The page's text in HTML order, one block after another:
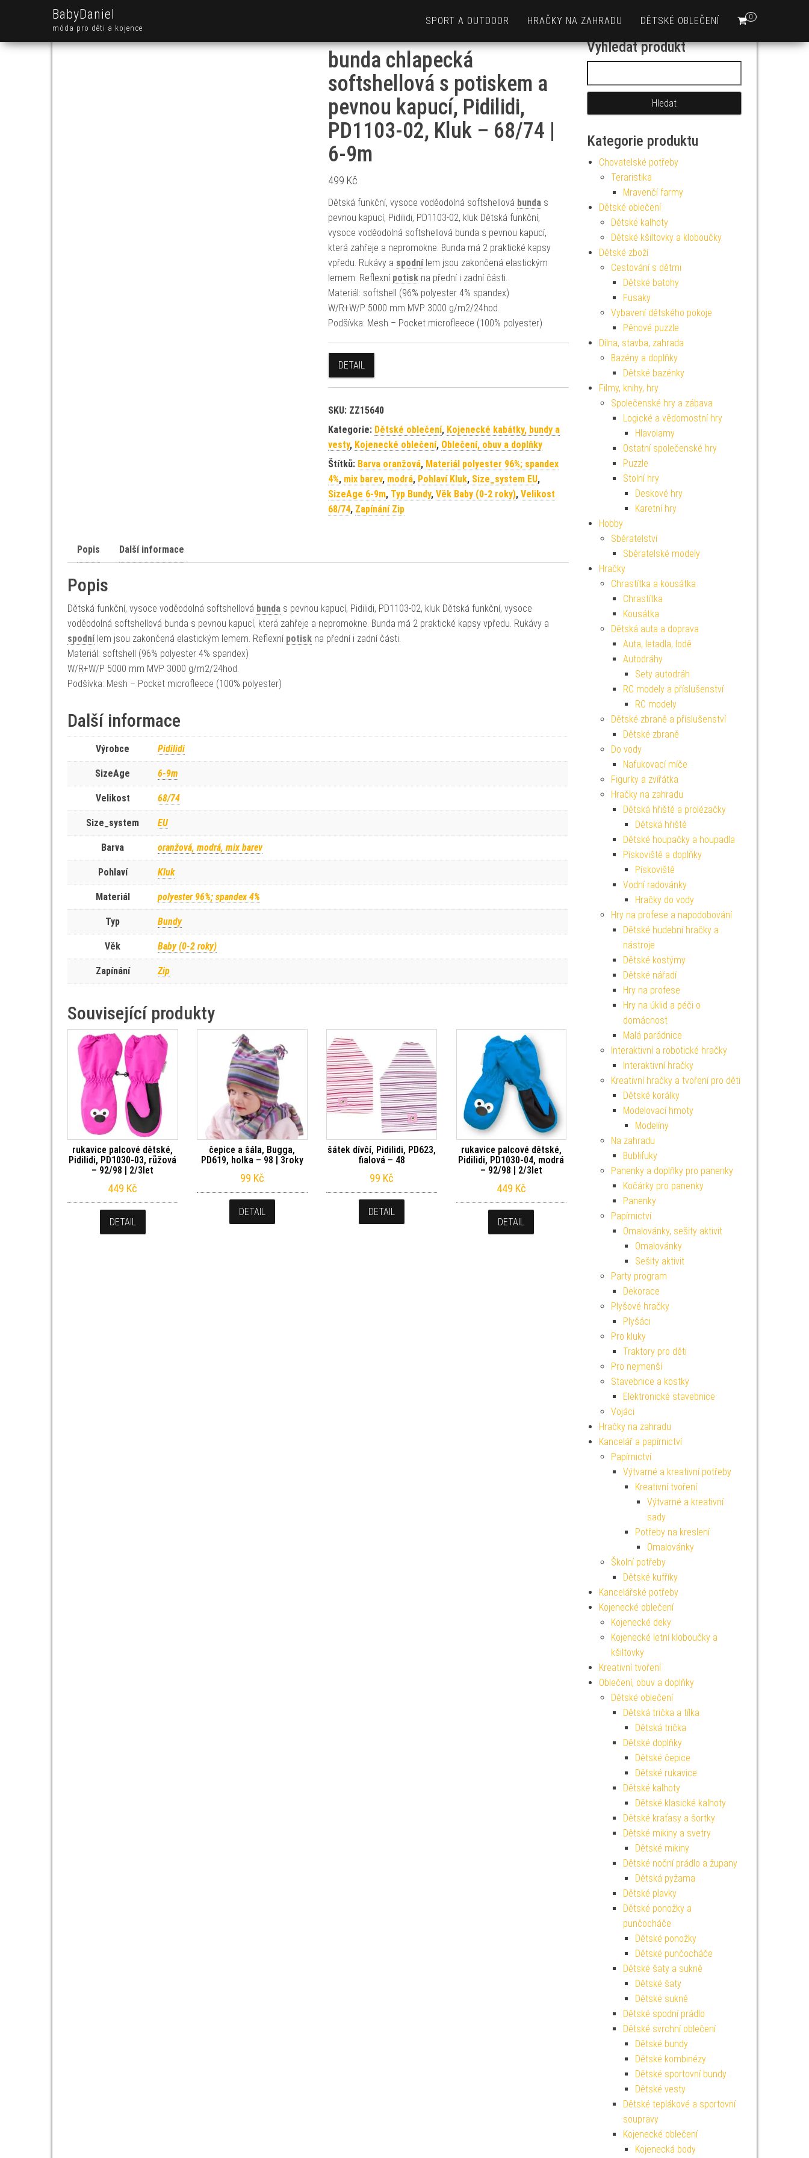
BabyDaniel
móda pro děti a kojence
0
SPORT A OUTDOOR HRAČKY NA ZAHRADU DĚTSKÉ OBLEČENÍ
bunda chlapecká
softshellová s potiskem a
pevnou kapucí, Pidilidi,
PD1103-02, Kluk – 68/74 |
6-9m
499 Kč
Dětská funkční, vysoce voděodolná softshellová bundas
pevnou kapucí, Pidilidi, PD1103-02, kluk Dětská funkční,
vysoce voděodolná softshellová bunda s pevnou kapucí,
která zahřeje a nepromokne. Bunda má 2 praktické kapsy
vpředu. Rukávy a spodnílem jsou zakončená elastickým
lemem. Reflexní potiskna přední i zadní části.
Materiál: softshell (96% polyester 4% spandex)
W/R+W/P 5000 mm MVP 3000 g/m2/24hod.
Podšívka: Mesh – Pocket microfleece (100% polyester)
DETAIL
SKU: ZZ15640
Kategorie: Dětské oblečení, Kojenecké kabátky, bundy a
vesty, Kojenecké oblečení, Oblečení, obuv a doplňky
Štítků: Barva oranžová, Materiál polyester 96%; spandex
4%, mix barev, modrá, Pohlaví Kluk, Size_system EU,
SizeAge 6-9m, Typ Bundy, Věk Baby (0-2 roky), Velikost
68/74, Zapínání Zip
Popis Další informace
Popis
Dětská funkční, vysoce voděodolná softshellová bunda s pevnou kapucí, Pidilidi, PD1103-02, kluk Dětská funkční, vysoce
voděodolná softshellová bunda s pevnou kapucí, která zahřeje a nepromokne. Bunda má 2 praktické kapsy vpředu. Rukávy a
spodnílem jsou zakončená elastickým lemem. Reflexní potisk na přední i zadní části.
Materiál: softshell (96% polyester 4% spandex)
W/R+W/P 5000 mm MVP 3000 g/m2/24hod.
Podšívka: Mesh – Pocket microfleece (100% polyester)
Další informace
Výrobce Pidilidi
SizeAge 6-9m
Velikost 68/74
Size_system EU
Barva oranžová, modrá, mix barev
Pohlaví Kluk
Materiál polyester 96%; spandex 4%
Typ Bundy
Věk Baby (0-2 roky)
Zapínání Zip
Související produkty
rukavice palcové dětské,
Pidilidi, PD1030-03, růžová
– 92/98 | 2/3let
449 Kč
DETAIL
čepice a šála, Bugga,
PD619, holka – 98 | 3roky
99 Kč
DETAIL
šátek dívčí, Pidilidi, PD623,
fialová – 48
99 Kč
DETAIL
rukavice palcové dětské,
Pidilidi, PD1030-04, modrá
– 92/98 | 2/3let
449 Kč
DETAIL
Vyhledat produkt
Kategorie produktu
Chovatelské potřeby
Teraristika
Mravenčí farmy
Dětské oblečení
Dětské kalhoty
Dětské kšiltovky a kloboučky
Dětské zboží
Cestování s dětmi
Dětské batohy
Fusaky
Vybavení dětského pokoje
Pěnové puzzle
Dílna, stavba, zahrada
Bazény a doplňky
Dětské bazénky
Filmy, knihy, hry
Společenské hry a zábava
Logické a vědomostní hry
Hlavolamy
Ostatní společenské hry
Puzzle
Stolní hry
Deskové hry
Karetní hry
Hobby
Sběratelství
Sběratelské modely
Hračky
Chrastítka a kousátka
Chrastítka
Kousátka
Dětská auta a doprava
Auta, letadla, lodě
Autodráhy
Sety autodráh
RC modely a příslušenství
RC modely
Dětské zbraně a příslušenství
Dětské zbraně
Do vody
Nafukovací míče
Figurky a zvířátka
Hračky na zahradu
Dětská hřiště a prolézačky
Dětská hřiště
Dětské houpačky a houpadla
Pískoviště a doplňky
Pískoviště
Vodní radovánky
Hračky do vody
Hry na profese a napodobování
Dětské hudební hračky a
nástroje
Dětské kostýmy
Dětské nářadí
Hry na profese
Hry na úklid a péči o
domácnost
Malá parádnice
Interaktivní a robotické hračky
Interaktivní hračky
Kreativní hračky a tvoření pro děti
Dětské korálky
Modelovací hmoty
Modelíny
Na zahradu
Bublifuky
Panenky a doplňky pro panenky
Kočárky pro panenky
Panenky
Papírnictví
Omalovánky, sešity aktivit
Omalovánky
Sešity aktivit
Party program
Dekorace
Plyšové hračky
Plyšáci
Pro kluky
Traktory pro děti
Pro nejmenší
Stavebnice a kostky
Elektronické stavebnice
Vojáci
Hračky na zahradu
Kancelář a papírnictví
Papírnictví
Výtvarné a kreativní potřeby
Kreativní tvoření
Výtvarné a kreativní
sady
Potřeby na kreslení
Omalovánky
Školní potřeby
Dětské kufříky
Kancelářské potřeby
Kojenecké oblečení
Kojenecké deky
Kojenecké letní kloboučky a
kšiltovky
Kreativní tvoření
Oblečení, obuv a doplňky
Dětské oblečení
Dětská trička a tílka
Dětská trička
Dětské doplňky
Dětské čepice
Dětské rukavice
Dětské kalhoty
Dětské klasické kalhoty
Dětské kraťasy a šortky
Dětské mikiny a svetry
Dětské mikiny
Dětské noční prádlo a župany
Dětská pyžama
Dětské plavky
Dětské ponožky a
punčocháče
Dětské ponožky
Dětské punčocháče
Dětské šaty a sukně
Dětské šaty
Dětské sukně
Dětské spodní prádlo
Dětské svrchní oblečení
Dětské bundy
Dětské kombinézy
Dětské sportovní bundy
Dětské vesty
Dětské teplákové a sportovní
soupravy
Kojenecké oblečení
Kojenecká body